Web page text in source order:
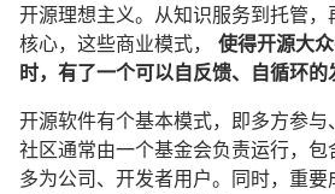
开源理想主义。从知识服务到托管
核心，这些商业模式， 使得开源大
时，有了一个可以自反馈、自循环的
开源软件有个基本模式，即多方参
社区通常由一个基金会负责运行，
多为公司、开发者用户。同时，重